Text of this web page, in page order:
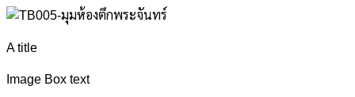
A title
Image Box text